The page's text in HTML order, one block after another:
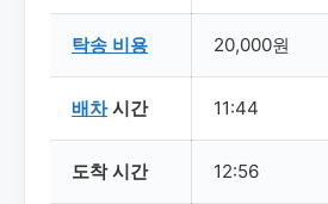
탁송 비용 20,000원
배차시간 11:44
도착 시간 12:56